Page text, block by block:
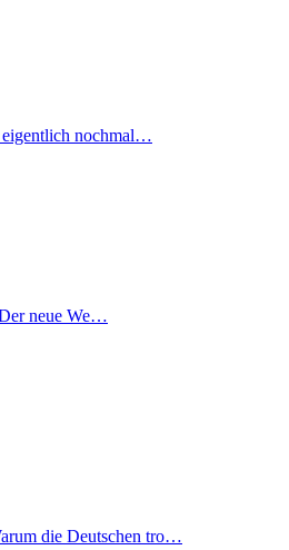
eigentlich nochmal…
neue We…
die Deutschen tro…